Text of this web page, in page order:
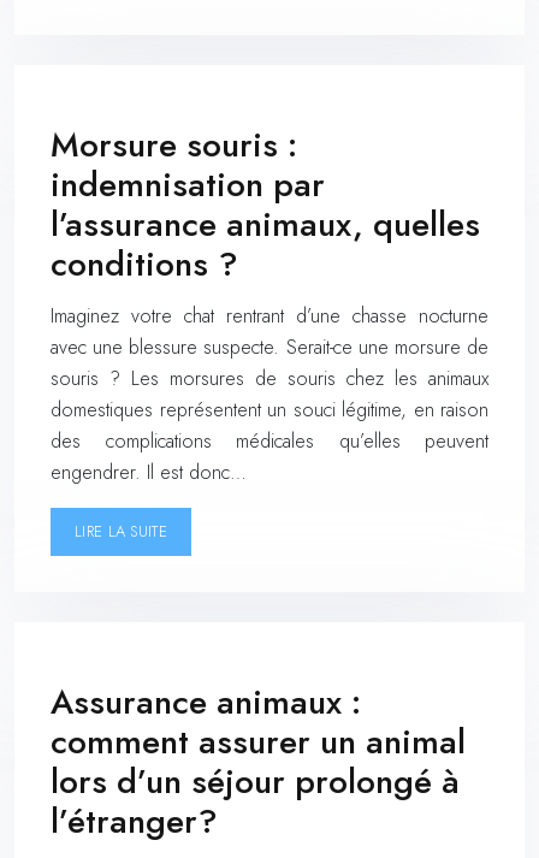
Morsure souris :
indemnisation par
l’assurance animaux, quelles
conditions ?
Imaginez votre chat rentrant d’une chasse nocturne
avec une blessure suspecte. Serait-ce une morsure de
souris ? Les morsures de souris chez les animaux
domestiques représentent un souci légitime, en raison
des complications médicales qu’elles peuvent
engendrer. Il est donc…
LIRE LA SUITE
Assurance animaux :
comment assurer un animal
lors d’un séjour prolongé à
l’étranger?